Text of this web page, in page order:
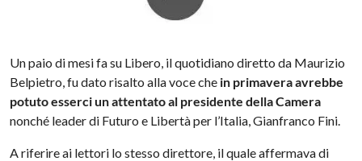
Un paio di mesi fa su Libero, il quotidiano diretto da Maurizio
Belpietro, fu dato risalto alla voce che in primavera avrebbe
potuto esserci un attentato al presidente della Camera
nonché leader di Futuro e Libertà per l’Italia, Gianfranco Fini.
A riferire ai lettori lo stesso direttore, il quale affermava di